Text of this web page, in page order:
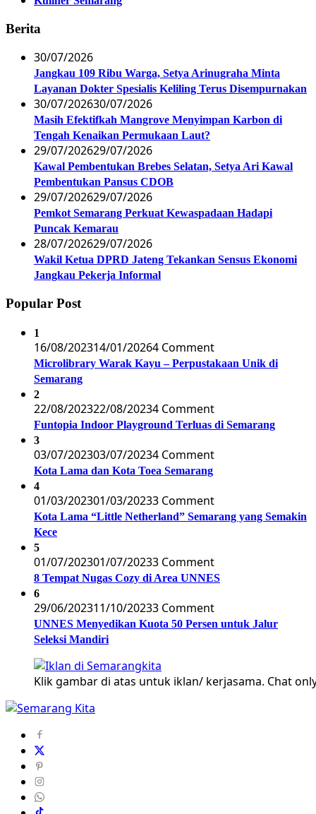
Berita
30/07/2026
Jangkau 109 Ribu Warga, Setya Arinugraha Minta
Layanan Dokter Spesialis Keliling Terus Disempurnakan
30/07/202630/07/2026
Masih Efektifkah Mangrove Menyimpan Karbon di
Tengah Kenaikan Permukaan Laut?
29/07/202629/07/2026
Kawal Pembentukan Brebes Selatan, Setya Ari Kawal
Pembentukan Pansus CDOB
29/07/202629/07/2026
Pemkot Semarang Perkuat Kewaspadaan Hadapi
Puncak Kemarau
28/07/202629/07/2026
Wakil Ketua DPRD Jateng Tekankan Sensus Ekonomi
Jangkau Pekerja Informal
Popular Post
1
16/08/202314/01/20264 Comment
Microlibrary Warak Kayu – Perpustakaan Unik di
Semarang
2
22/08/202322/08/20234 Comment
Funtopia Indoor Playground Terluas di Semarang
3
03/07/202303/07/20234 Comment
Kota Lama dan Kota Toea Semarang
4
01/03/202301/03/20233 Comment
Kota Lama “Little Netherland” Semarang yang Semakin
Kece
5
01/07/202301/07/20233 Comment
8 Tempat Nugas Cozy di Area UNNES
6
29/06/202311/10/20233 Comment
UNNES Menyedikan Kuota 50 Persen untuk Jalur
Seleksi Mandiri
Klik gambar di atas untuk iklan/ kerjasama. Chat